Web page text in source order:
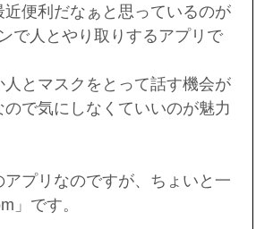
便利だなぁと思っているのが
で人とやり取りするアプリで
とマスクをとって話す機会が
で気にしなくていいのが魅力
プリなのですが、ちょいと一
」です。